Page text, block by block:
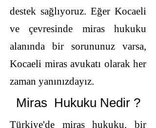
destek sağlıyoruz. Eğer Kocaeli
ve çevresinde miras hukuku
alanında bir sorununuz varsa,
Kocaeli miras avukatı olarak her
zaman yanınızdayız.
Miras Hukuku Nedir ?
Türkiye'de miras hukuku, bir